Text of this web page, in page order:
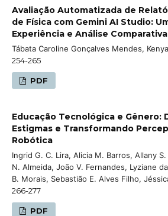
Avaliação Automatizada de
de Física com Gemini AI Studio:
Experiência e Análise Comparativa
Tábata Caroline Gonçalves Mendes,
254-265
PDF
Educação Tecnológica e Gênero:
Estigmas e Transformando
Robótica
Ingrid G. C. Lira, Alicia M. Barros, Allany
N. Almeida, João V. Fernandes, Lyziane
B. Morais, Sebastião E. Alves Filho,
266-277
PDF